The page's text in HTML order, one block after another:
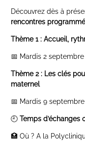
Découvrez dès à
rencontres
Thème 1 : Accueil,
📅 Mardis 2
Thème 2 : Les clés
maternel
📅 Mardis 9
🕘Temps d’échanges
🏥 Où ? A la